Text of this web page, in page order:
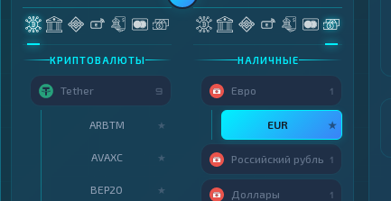
КРИПТОВАЛЮТЫ
Tether 9
ARBTM ★
AVAXC ★
BEP20 ★
НАЛИЧНЫЕ
Евро 1
EUR ★
Российский рубль 1
Доллары 1